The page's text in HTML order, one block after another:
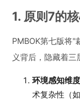
1. 原则7的
PMBOK第七版将"
义背后，隐藏着三
环境感知维度
术复杂性（